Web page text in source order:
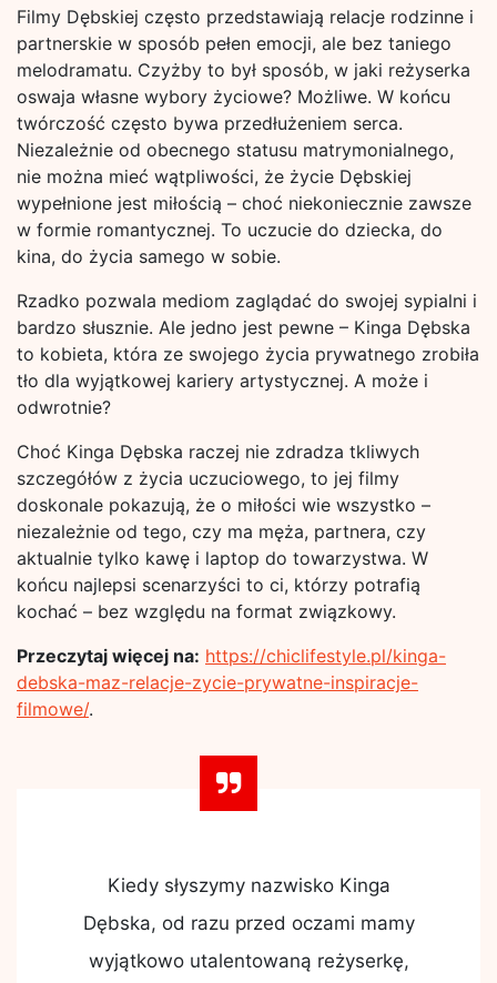
Filmy Dębskiej często przedstawiają relacje rodzinne i
partnerskie w sposób pełen emocji, ale bez taniego
melodramatu. Czyżby to był sposób, w jaki reżyserka
oswaja własne wybory życiowe? Możliwe. W końcu
twórczość często bywa przedłużeniem serca.
Niezależnie od obecnego statusu matrymonialnego,
nie można mieć wątpliwości, że życie Dębskiej
wypełnione jest miłością – choć niekoniecznie zawsze
w formie romantycznej. To uczucie do dziecka, do
kina, do życia samego w sobie.
Rzadko pozwala mediom zaglądać do swojej sypialni i
bardzo słusznie. Ale jedno jest pewne – Kinga Dębska
to kobieta, która ze swojego życia prywatnego zrobiła
tło dla wyjątkowej kariery artystycznej. A może i
odwrotnie?
Choć Kinga Dębska raczej nie zdradza tkliwych
szczegółów z życia uczuciowego, to jej filmy
doskonale pokazują, że o miłości wie wszystko –
niezależnie od tego, czy ma męża, partnera, czy
aktualnie tylko kawę i laptop do towarzystwa. W
końcu najlepsi scenarzyści to ci, którzy potrafią
kochać – bez względu na format związkowy.
Przeczytaj więcej na: https://chiclifestyle.pl/kinga-
debska-maz-relacje-zycie-prywatne-inspiracje-
filmowe/.
Kiedy słyszymy nazwisko Kinga
Dębska, od razu przed oczami mamy
wyjątkowo utalentowaną reżyserkę,